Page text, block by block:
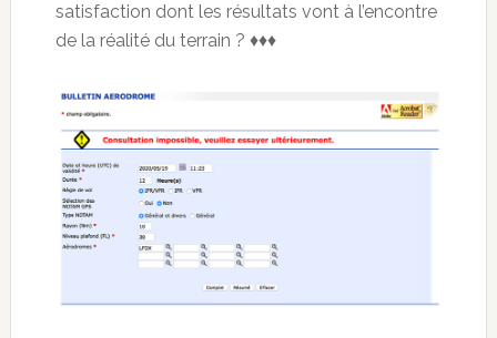
satisfaction dont les résultats vont à l’encontre
de la réalité du terrain ? ♦♦♦